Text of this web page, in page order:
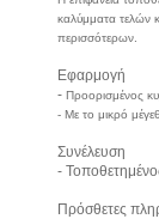
καλύμματα τελών
περισσότερων.
Εφαρμογή
- Προορισμένος
- Με το μικρό
Συνέλευση
-
Πρόσθετες